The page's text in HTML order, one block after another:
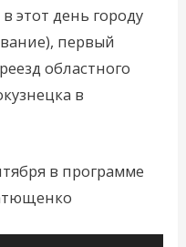
этот день городу
первый
областного
в
в программе